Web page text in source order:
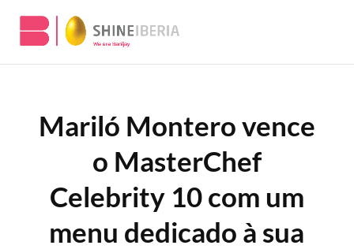
Mariló Montero vence
o MasterChef
Celebrity 10 com um
menu dedicado à sua